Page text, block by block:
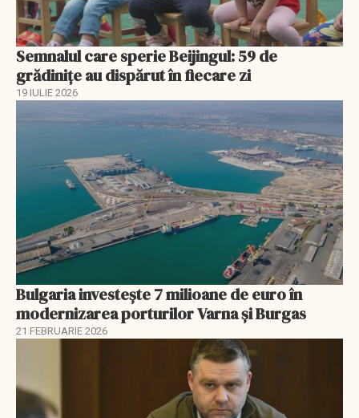
Semnalul care sperie Beijingul: 59 de
grădinițe au dispărut în fiecare zi
19 IULIE 2026
Bulgaria investește 7 milioane de euro în
modernizarea porturilor Varna și Burgas
21 FEBRUARIE 2026